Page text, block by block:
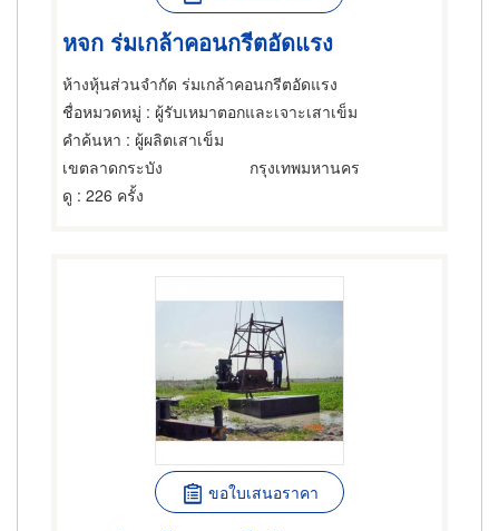
หจก ร่มเกล้าคอนกรีตอัดแรง
ห้างหุ้นส่วนจำกัด ร่มเกล้าคอนกรีตอัดแรง
ชื่อหมวดหมู่ : ผู้รับเหมาตอกและเจาะเสาเข็ม
คำค้นหา : ผู้ผลิตเสาเข็ม
เขตลาดกระบัง
กรุงเทพมหานคร
ดู : 226 ครั้ง
ขอใบเสนอราคา